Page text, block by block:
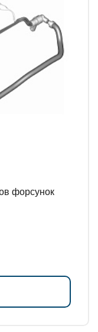
проводов форсунок